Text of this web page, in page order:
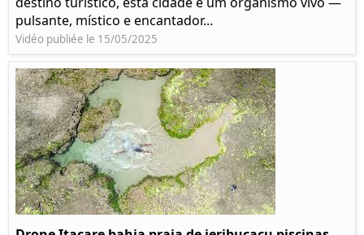
pulsante, místico e encantador...
Vidéo publiée le 15/05/2025